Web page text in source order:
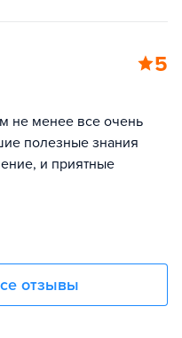
5
не менее все очень
полезные знания
и приятные
отзывы